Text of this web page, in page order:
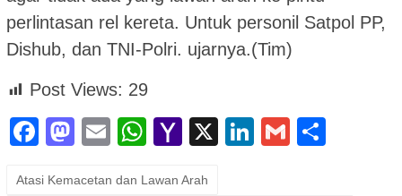
perlintasan rel kereta. Untuk personil Satpol PP,
Dishub, dan TNI-Polri. ujarnya.(Tim)
Post Views: 29
Facebook
Mastodon
EmailWhatsApp
Yahoo
X LinkedIn
Gmail
Atasi Kemacetan dan Lawan Arah